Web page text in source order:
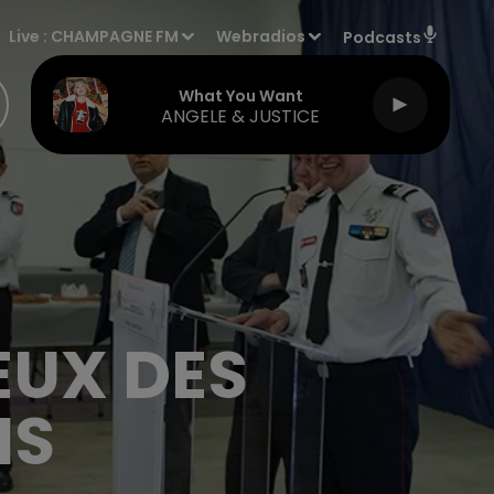
Live : CHAMPAGNE FM Webradios Podcasts
What You Want
ANGELE & JUSTICE
DES